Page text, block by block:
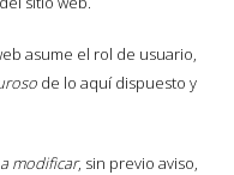
asume el rol de usuario,
de lo aquí dispuesto y
modificar, sin previo aviso,